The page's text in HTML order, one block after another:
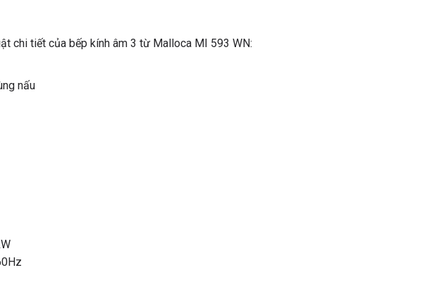
chi tiết của bếp kính âm 3 từ Malloca MI 593 WN:
nấu